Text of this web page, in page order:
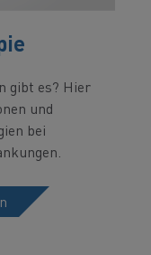
gibt es? Hier
und
bei